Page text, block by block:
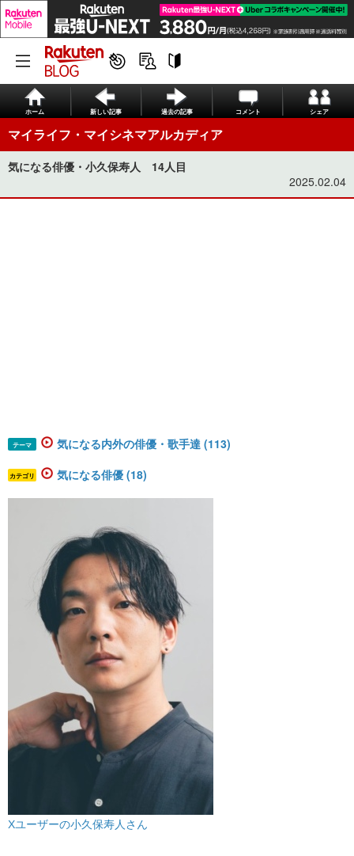
ホーム 新しい記事 過去の記事 コメント シェア
マイライフ・マイシネマアルカディア
気になる俳優・小久保寿人 14人目
2025.02.04
テーマ 気になる内外の俳優・歌手達 (113)
カテゴリ 気になる俳優 (18)
Xユーザーの小久保寿人さん